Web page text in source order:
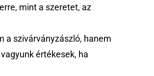
mint a szeretet, az
a szivárványzászló, hanem
értékesek, ha